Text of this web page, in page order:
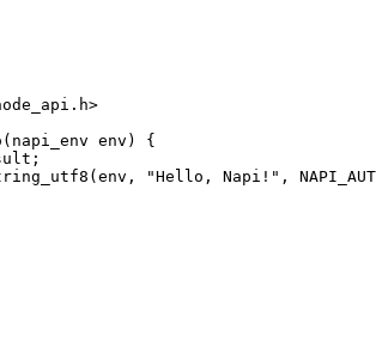
(napi_env env ) {
(env, "Hello, Napi!" ,